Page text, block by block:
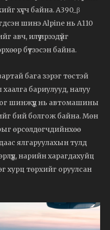
хүсч байна. A390_β
шинэ Alpine нь A110
илүү ирээдүйг
бүтээсэн байна.
бага зэрэг төстэй
бариулууд, налуу
шинжүүд нь автомашины
бий болгож байна. Мөн
өрсөлдөгчдийнхөө
ялгаруулахын тулд
нарийн харагдахуйц
хурц төрхийг оруулсан